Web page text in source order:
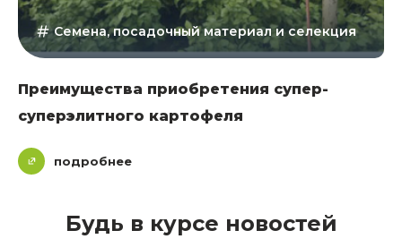
Семена, посадочный материал и селекция
Преимущества приобретения супер-
суперэлитного картофеля
подробнее
Будь в курсе новостей